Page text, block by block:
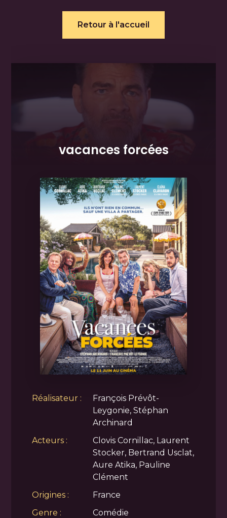
Retour à l'accueil
vacances forcées
Réalisateur :
François Prévôt-
Leygonie, Stéphan
Archinard
Acteurs :
Clovis Cornillac, Laurent
Stocker, Bertrand Usclat,
Aure Atika, Pauline
Clément
Origines :
France
Genre :
Comédie